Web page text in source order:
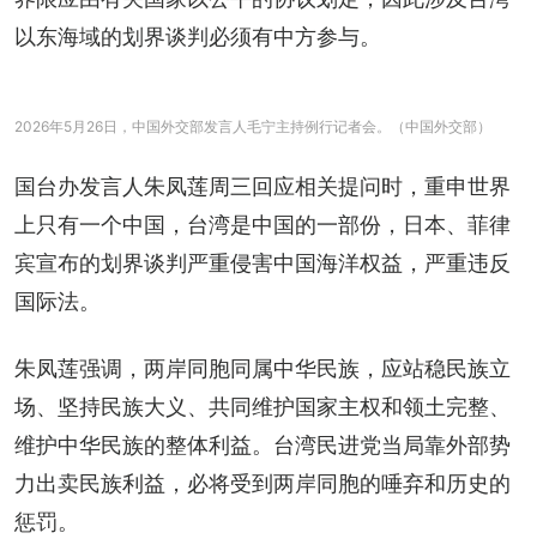
以东海域的划界谈判必须有中方参与。
2026年5月26日，中国外交部发言人毛宁主持例行记者会。（中国外交部）
国台办发言人朱凤莲周三回应相关提问时，重申世界
上只有一个中国，台湾是中国的一部份，日本、菲律
宾宣布的划界谈判严重侵害中国海洋权益，严重违反
国际法。
朱凤莲强调，两岸同胞同属中华民族，应站稳民族立
场、坚持民族大义、共同维护国家主权和领土完整、
维护中华民族的整体利益。台湾民进党当局靠外部势
力出卖民族利益，必将受到两岸同胞的唾弃和历史的
惩罚。